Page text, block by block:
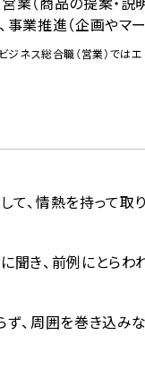
業推進（企画やマー
ジネス総合職（営業）では
て、情熱を持って取
聞き、前例にとら
ず、周囲を巻き込み